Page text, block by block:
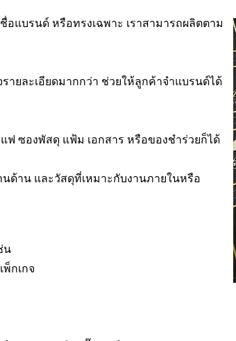
แบรนด์ หรือทรงเฉพาะ เราสามารถผลิตตาม
ายละเอียดมากกว่า ช่วยให้ลูกค้าจำแบรนด์ได้
ซองพัสดุ แฟ้ม เอกสาร หรือของชำร่วยก็ได้
ด้าน และวัสดุที่เหมาะกับงานภายในหรือ
น
กเกจ